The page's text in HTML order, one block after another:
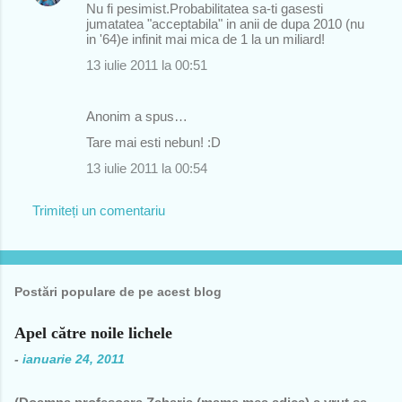
i
Nu fi pesimist.Probabilitatea sa-ti gasesti
jumatatea "acceptabila" in anii de dupa 2010 (nu
in '64)e infinit mai mica de 1 la un miliard!
13 iulie 2011 la 00:51
Anonim a spus…
Tare mai esti nebun! :D
13 iulie 2011 la 00:54
Trimiteți un comentariu
Postări populare de pe acest blog
Apel către noile lichele
- ianuarie 24, 2011